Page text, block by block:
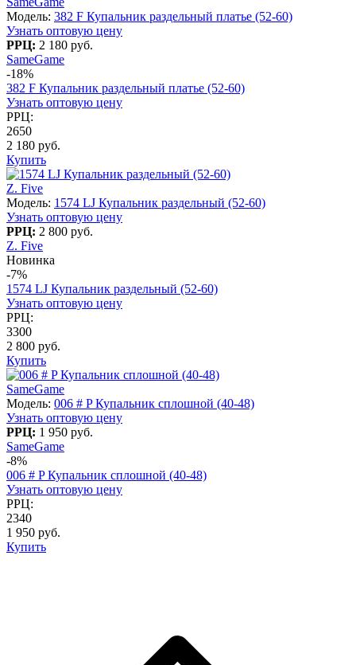
Модель: 382 F Купальник раздельный платье (52-60)
Узнать оптовую цену
РРЦ: 2 180 руб.
SameGame
-18%
382 F Купальник раздельный платье (52-60)
Узнать оптовую цену
РРЦ:
2650
2 180 руб.
Купить
Z. Five
Модель: 1574 LJ Купальник раздельный (52-60)
Узнать оптовую цену
РРЦ: 2 800 руб.
Z. Five
Новинка
-7%
1574 LJ Купальник раздельный (52-60)
Узнать оптовую цену
РРЦ:
3300
2 800 руб.
Купить
SameGame
Модель: 006 # P Купальник сплошной (40-48)
Узнать оптовую цену
РРЦ: 1 950 руб.
SameGame
-8%
006 # P Купальник сплошной (40-48)
Узнать оптовую цену
РРЦ:
2340
1 950 руб.
Купить